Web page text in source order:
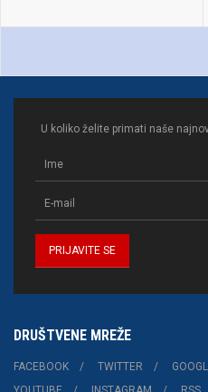
U koliko želite primati naše
DRUŠTVENE MREŽE
FACEBOOK TWITTER